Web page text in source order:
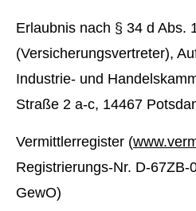
Erlaubnis nach § 34 d Abs.
(Versicherungsvertreter),
Industrie- und
Straße 2 a-c, 14467
Vermittlerregister (
Registrierungs-Nr. D-67ZB-
GewO)